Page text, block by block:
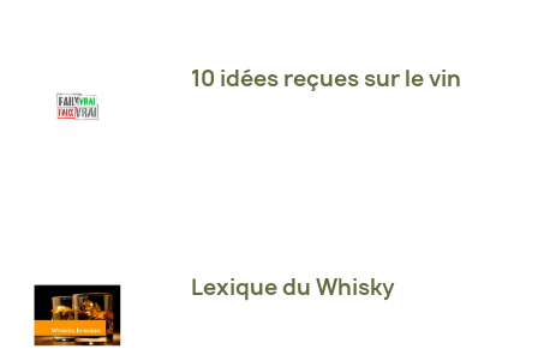
10 idées reçues sur le vin
Lexique du Whisky